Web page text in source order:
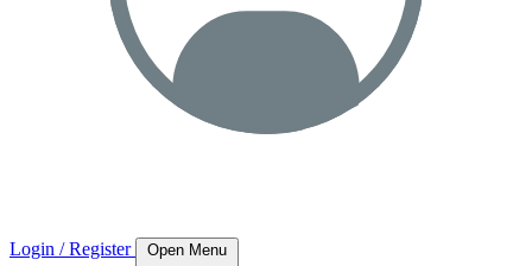
Login / Register Open Menu